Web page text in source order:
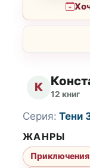
К 12 книг
Серия: Тени
ЖАНРЫ
Приключения